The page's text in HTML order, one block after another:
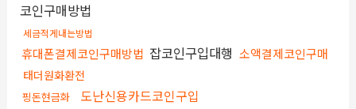
코인구매방법
세금적게내는방법
휴대폰결제코인구매방법 잡코인구입대행 소액결제코인구매
태더원화환전
핑돈현금화 도난신용카드코인구입